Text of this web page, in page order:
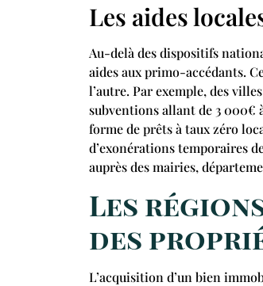
Les aides
Au-delà des dispositifs
aides aux primo-accédants.
l’autre. Par exemple, des
subventions allant de 3 000€
forme de prêts à taux zéro
d’exonérations temporaires
auprès des mairies,
Les
des
L’acquisition d’un bien